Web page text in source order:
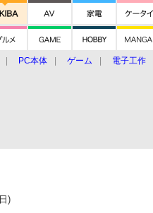
PC本体 ゲーム 電子工作
)